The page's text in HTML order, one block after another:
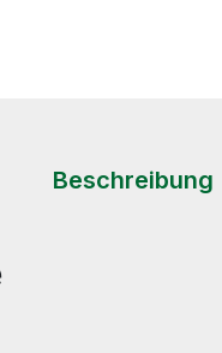
Beschreibung